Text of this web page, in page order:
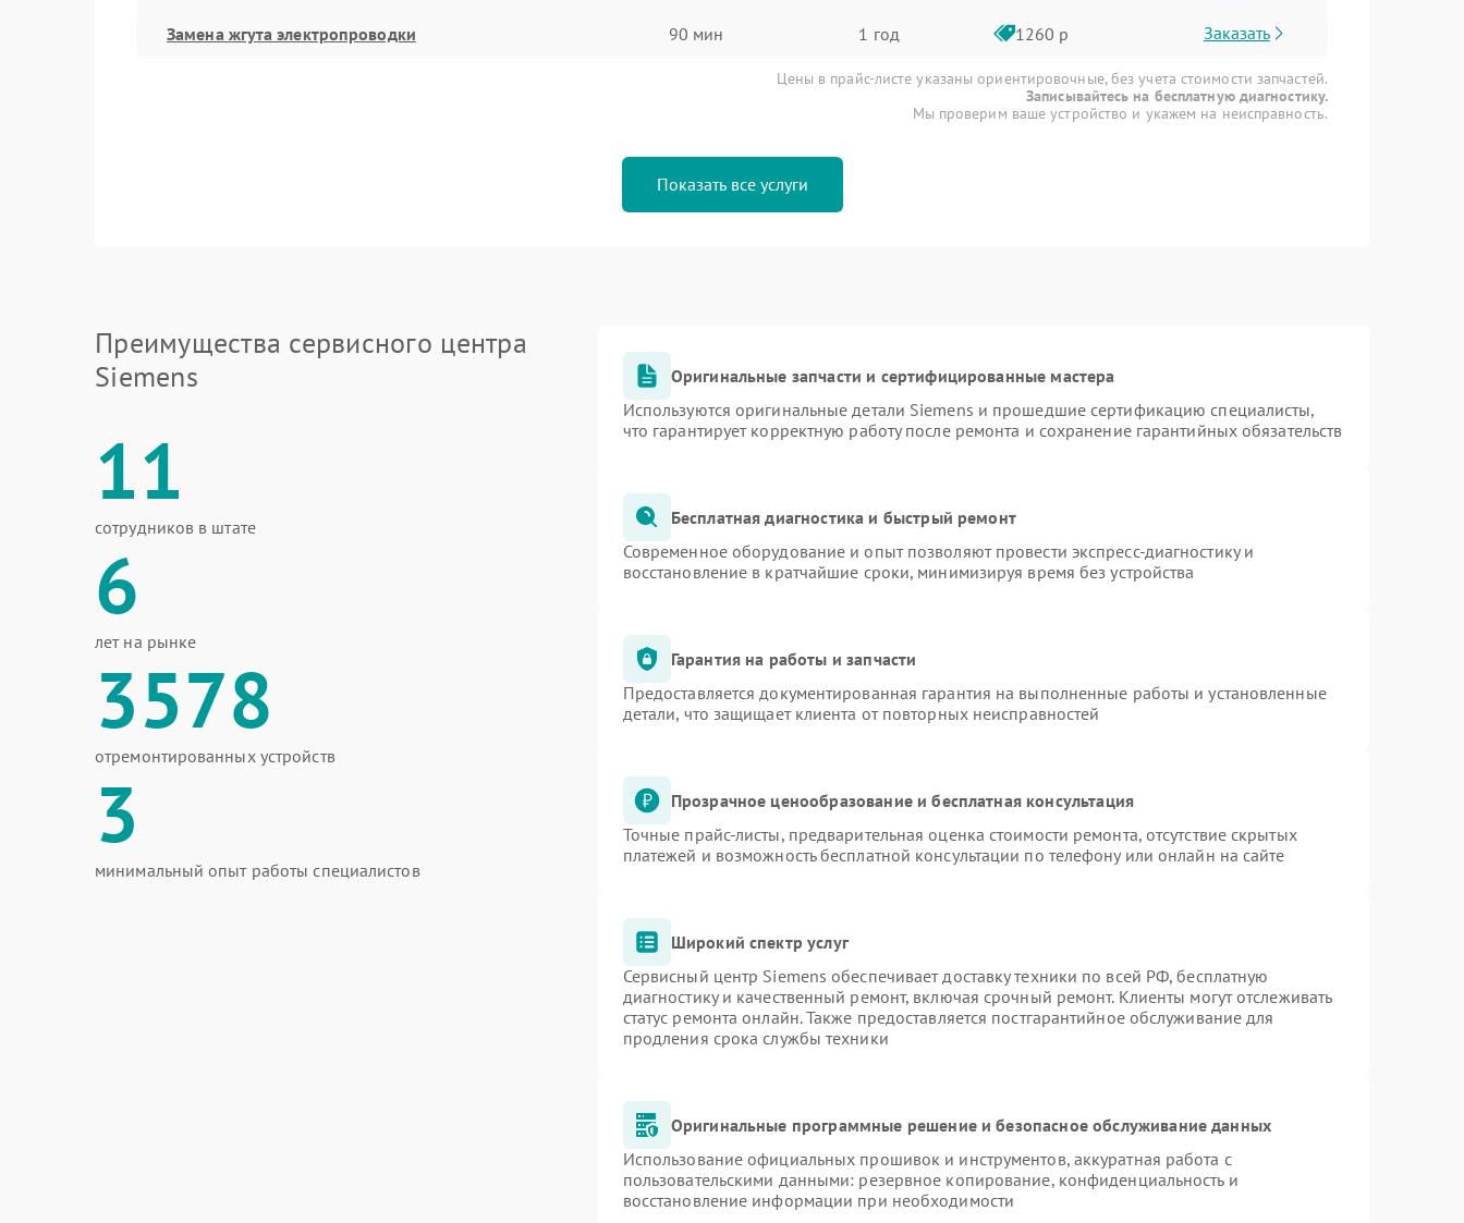
Замена жгута электропроводки 90 мин 1 год 1260 р Заказать
Цены в прайс-листе указаны ориентировочные, без учета стоимости запчастей.
Записывайтесь на бесплатную диагностику.
Мы проверим ваше устройство и укажем на неисправность.
Показать все услуги
Преимущества сервисного центра
Siemens
11
сотрудников в штате
6
лет на рынке
3578
отремонтированных устройств
3
минимальный опыт работы специалистов
Оригинальные запчасти и сертифицированные мастера
Используются оригинальные детали Siemens и прошедшие сертификацию специалисты,
что гарантирует корректную работу после ремонта и сохранение гарантийных обязательств
Бесплатная диагностика и быстрый ремонт
Современное оборудование и опыт позволяют провести экспресс-диагностику и
восстановление в кратчайшие сроки, минимизируя время без устройства
Гарантия на работы и запчасти
Предоставляется документированная гарантия на выполненные работы и установленные
детали, что защищает клиента от повторных неисправностей
Прозрачное ценообразование и бесплатная консультация
Точные прайс-листы, предварительная оценка стоимости ремонта, отсутствие скрытых
платежей и возможность бесплатной консультации по телефону или онлайн на сайте
Широкий спектр услуг
Сервисный центр Siemens обеспечивает доставку техники по всей РФ, бесплатную
диагностику и качественный ремонт, включая срочный ремонт. Клиенты могут отслеживать
статус ремонта онлайн. Также предоставляется постгарантийное обслуживание для
продления срока службы техники
Оригинальные программные решение и безопасное обслуживание данных
Использование официальных прошивок и инструментов, аккуратная работа с
пользовательскими данными: резервное копирование, конфиденциальность и
восстановление информации при необходимости